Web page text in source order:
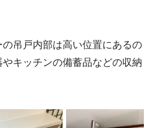
吊戸内部は高い位置にあるの
キッチンの備蓄品などの収納